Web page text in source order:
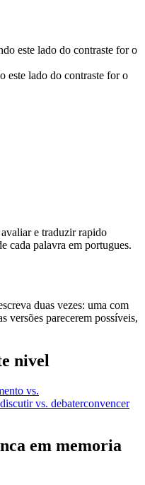
este lado do contraste for o
este lado do contraste for o
e traduzir rapido
cada palavra em portugues.
duas vezes: uma com
versões parecerem possíveis,
nivel
vs.
discutir vs. debaterconvencer
em memoria